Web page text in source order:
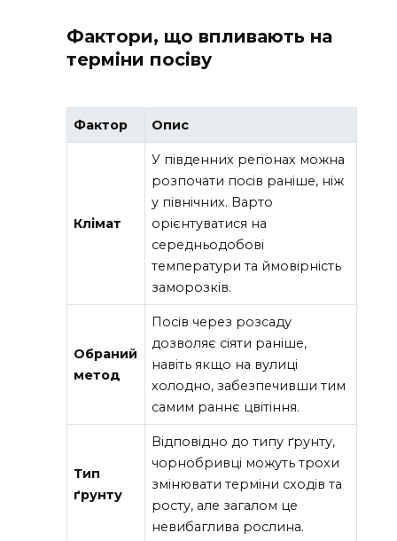
Фактори, що впливають на
терміни посіву
Фактор Опис
Клімат
У південних регіонах можна
розпочати посів раніше, ніж
у північних. Варто
орієнтуватися на
середньодобові
температури та ймовірність
заморозків.
Обраний
метод
Посів через розсаду
дозволяє сіяти раніше,
навіть якщо на вулиці
холодно, забезпечивши тим
самим раннє цвітіння.
Тип
ґрунту
Відповідно до типу ґрунту,
чорнобривці можуть трохи
змінювати терміни сходів та
росту, але загалом це
невибаглива рослина.